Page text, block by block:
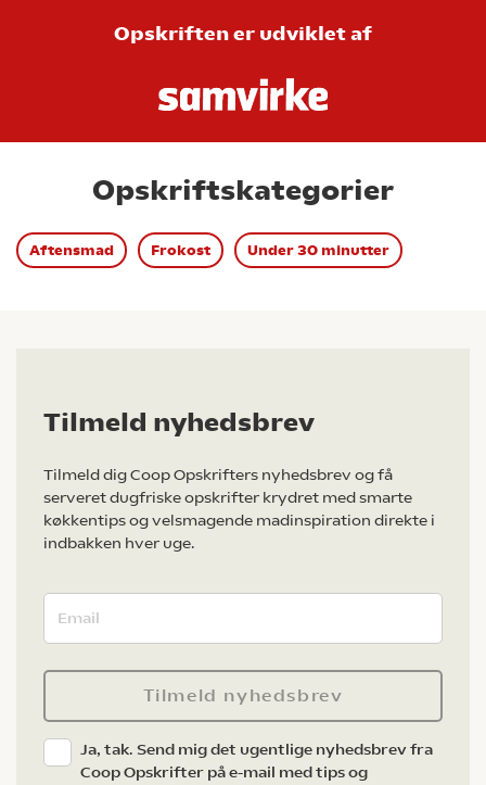
Opskriften er udviklet af
Opskriftskategorier
Aftensmad Frokost Under 30 minutter
Tilmeld nyhedsbrev
Tilmeld dig Coop Opskrifters nyhedsbrev og få
serveret dugfriske opskrifter krydret med smarte
køkkentips og velsmagende madinspiration direkte i
indbakken hver uge.
Tilmeld nyhedsbrev
Ja, tak. Send mig det ugentlige nyhedsbrev fra
Coop Opskrifter på e-mail med tips og